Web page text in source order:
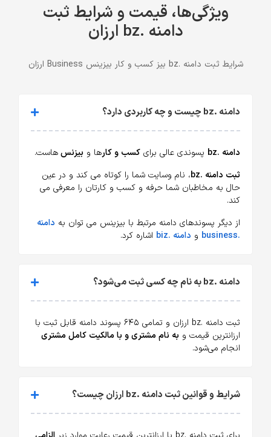
ویژگی‌ها، قیمت و شرایط ثبت
دامنه .bz ارزان
شرایط ثبت دامنه .bz بیز کسب و کار بیزینس Business ارزان
دامنه .bz چیست و چه کاربردی دارد؟
دامنه .bz پسوندی عالی برای کسب و کارها و بیزنسهاست.
ثبت دامنه .bz
، نام وسایت شما را کوتاه می کند و در عین
حال به مخاطبان شما حرفه و کسب و کارتان را معرفی می
کند.
از دیگر پسوندهای دامنه مرتبط با بیزینس می توان به دامنه
.business
و دامنه .biz اشاره کرد.
دامنه .bz به نام چه کسی ثبت می‌شود؟
ثبت دامنه .bz ارزان و تمامی ۶۴۵ پسوند دامنه قابل ثبت با
ارزانترین قیمت و به نام مشتری و با مالکیت کامل مشتری
انجام می‌شود.
شرایط و قوانین ثبت دامنه .bz ارزان چیست؟